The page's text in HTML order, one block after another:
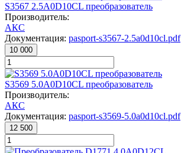
S3567 2.5A0D10CL преобразователь
Производитель:
АКС
Документация: pasport-s3567-2.5a0d10cl.pdf
10 000
S3569 5.0A0D10CL преобразователь
Производитель:
АКС
Документация: pasport-s3569-5.0a0d10cl.pdf
12 500